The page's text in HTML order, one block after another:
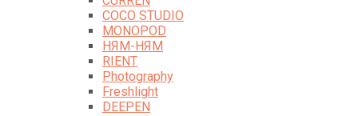
COCO STUDIO
MONOPOD
НЯМ-НЯМ
RIENT
Photography
Freshlight
DEEPEN